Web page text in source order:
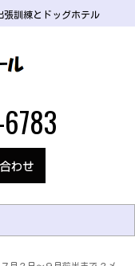
訓練とドッグホテル